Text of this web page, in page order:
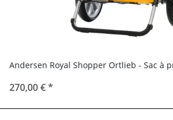
Andersen Royal Shopper Ortlieb - Sac à
270,00 €*